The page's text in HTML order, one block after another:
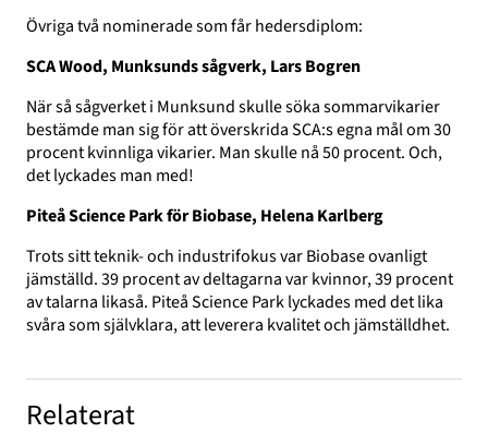
Övriga två nominerade som får hedersdiplom:
SCA Wood, Munksunds sågverk, Lars Bogren
När så sågverket i Munksund skulle söka sommarvikarier
bestämde man sig för att överskrida SCA:s egna mål om 30
procent kvinnliga vikarier. Man skulle nå 50 procent. Och,
det lyckades man med!
Piteå Science Park för Biobase, Helena Karlberg
Trots sitt teknik- och industrifokus var Biobase ovanligt
jämställd. 39 procent av deltagarna var kvinnor, 39 procent
av talarna likaså. Piteå Science Park lyckades med det lika
svåra som självklara, att leverera kvalitet och jämställdhet.
Relaterat